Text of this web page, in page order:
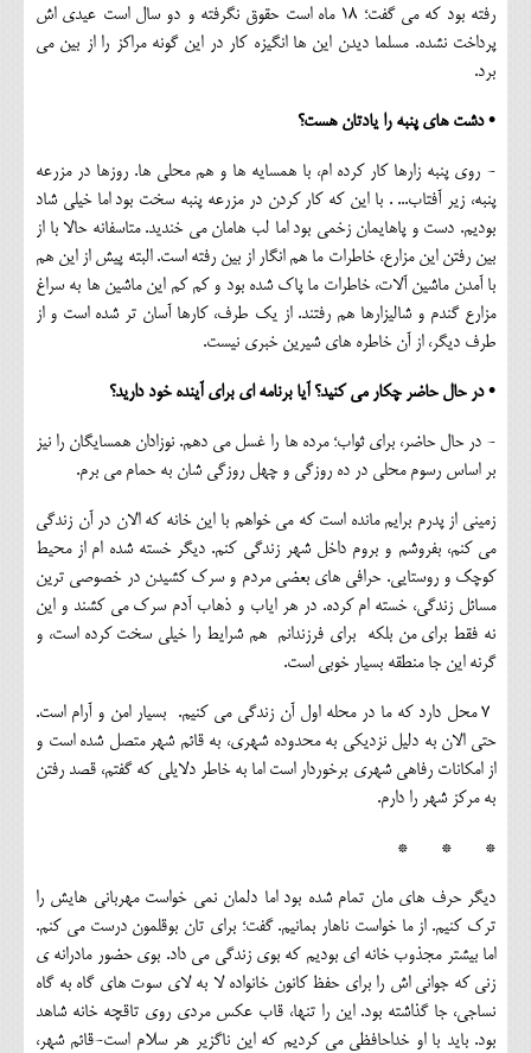
رفته بود که می گفت؛ 18 ماه است حقوق نگرفته و دو سال است عیدی اش
پرداخت نشده. مسلما دیدن این ها انگیزه کار در این گونه مراکز را از بین می
برد.
• دشت های پنبه را یادتان هست؟
- روی پنبه زارها کار کرده ام، با همسایه ها و هم محلی ها. روزها در مزرعه
پنبه، زیر آفتاب... . با این که کار کردن در مزرعه پنبه سخت بود اما خیلی شاد
بودیم. دست و پاهایمان زخمی بود اما لب هامان می خندید. متاسفانه حالا با از
بین رفتن این مزارع، خاطرات ما هم انگار از بین رفته است. البته پیش از این هم
با آمدن ماشین آلات، خاطرات ما پاک شده بود و کم کم این ماشین ها به سراغ
مزارع گندم و شالیزارها هم رفتند. از یک طرف، کارها آسان تر شده است و از
طرف دیگر، از آن خاطره های شیرین خبری نیست.
• در حال حاضر چکار می کنید؟ آیا برنامه ای برای آینده خود دارید؟
- در حال حاضر، برای ثواب؛ مرده ها را غسل می دهم. نوزادان همسایگان را نیز
بر اساس رسوم محلی در ده روزگی و چهل روزگی شان به حمام می برم.
زمینی از پدرم برایم مانده است که می خواهم با این خانه که الان در آن زندگی
می کنم، بفروشم و بروم داخل شهر زندگی کنم. دیگر خسته شده ام از محیط
کوچک و روستایی. حرافی های بعضی مردم و سرک کشیدن در خصوصی ترین
مسائل زندگی، خسته ام کرده. در هر ایاب و ذهاب آدم سرک می کشند و این
نه فقط برای من بلكه برای فرزندانم هم شرایط را خيلي سخت کرده است، و
گرنه این جا منطقه بسیار خوبی است.
7 محل دارد که ما در محله اول آن زندگی می کنیم. بسیار امن و آرام است.
حتی الان به دلیل نزدیکی به محدوده شهری، به قائم شهر متصل شده است و
از امکانات رفاهی شهری برخوردار است اما به خاطر دلایلی که گفتم، قصد رفتن
به مرکز شهر را دارم.
* * *
دیگر حرف های مان تمام شده بود اما دلمان نمی خواست مهربانی هایش را
ترک کنیم. از ما خواست ناهار بمانیم. گفت؛ برای تان بوقلمون درست می کنم.
اما بیشتر مجذوب خانه ای بودیم که بوی زندگی می داد. بوی حضور مادرانه ی
زنی که جوانی اش را برای حفظ کانون خانواده لا به لای سوت های گاه به گاه
نساجی، جا گذاشته بود. این را تنها، قاب عکس مردی روی تاقچه خانه شاهد
بود. باید با او خداحافظی می کردیم كه این ناگزیر هر سلام است-قائم شهر،